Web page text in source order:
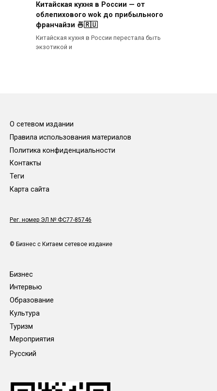
Китайская кухня в России — от
облепихового wok до прибыльного
франчайзи 🍜🇷🇺
Китайская кухня в России перестала быть
экзотикой и
О сетевом издании
Правила использования материалов
Политика конфиденциальности
Контакты
Теги
Карта сайта
Рег. номер ЭЛ № ФС77-85746
© Бизнес с Китаем сетевое издание
Бизнес
Интервью
Образование
Культура
Туризм
Мероприятия
Русский